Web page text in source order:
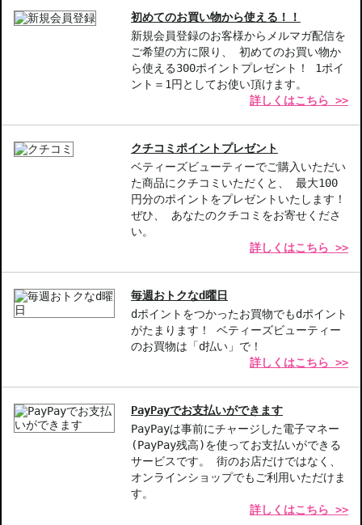
色持ち性-最大11日間続く美しい色合いは、日常の忙しさに適して
ジェル風ツヤ-ジェルネイルのような艶感を実現し、手元を華やか
速乾性-短時間で乾くので、外出前の急なネイルも安心。
【こんな方へおすすめ】
美しいネイルを長持ちさせたい方
忙しい日常の中でも手軽に美しさを楽しみたい方
初めてのお買い物から使える！！
新規会員登録のお客様からメルマガ配信を
ご希望の方に限り、 初めてのお買い物か
ら使える300ポイントプレゼント！ 1ポイ
ント＝1円としてお使い頂けます。
詳しくはこちら >>
クチコミポイントプレゼント
ベティーズビューティーでご購入いただい
た商品にクチコミいただくと、 最大100
円分のポイントをプレゼントいたします！
ぜひ、 あなたのクチコミをお寄せくださ
い。
詳しくはこちら >>
毎週おトクなd曜日
dポイントをつかったお買物でもdポイント
がたまります！ ベティーズビューティー
のお買物は「d払い」で！
詳しくはこちら >>
PayPayでお支払いができます
PayPayは事前にチャージした電子マネー
(PayPay残高)を使ってお支払いができる
サービスです。 街のお店だけではなく、
オンラインショップでもご利用いただけま
す。
詳しくはこちら >>